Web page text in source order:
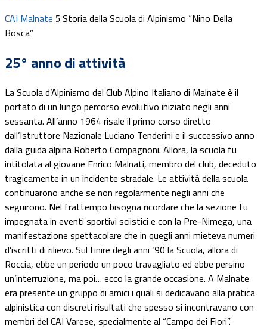
CAI Malnate 5 Storia della Scuola di Alpinismo “Nino Della
Bosca”
25° anno di attività
La Scuola d’Alpinismo del Club Alpino Italiano di Malnate è il
portato di un lungo percorso evolutivo iniziato negli anni
sessanta. All’anno 1964 risale il primo corso diretto
dall’Istruttore Nazionale Luciano Tenderini e il successivo anno
dalla guida alpina Roberto Compagnoni. Allora, la scuola fu
intitolata al giovane Enrico Malnati, membro del club, deceduto
tragicamente in un incidente stradale. Le attività della scuola
continuarono anche se non regolarmente negli anni che
seguirono. Nel frattempo bisogna ricordare che la sezione fu
impegnata in eventi sportivi sciistici e con la Pre-Nimega, una
manifestazione spettacolare che in quegli anni mieteva numeri
d’iscritti di rilievo. Sul finire degli anni ‘90 la Scuola, allora di
Roccia, ebbe un periodo un poco travagliato ed ebbe persino
un’interruzione, ma poi… ecco la grande occasione. A Malnate
era presente un gruppo di amici i quali si dedicavano alla pratica
alpinistica con discreti risultati che spesso si incontravano con
membri del CAI Varese, specialmente al “Campo dei Fiori”.